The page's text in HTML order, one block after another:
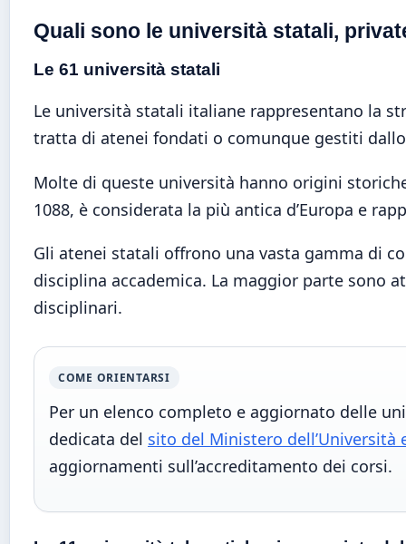
Quali sono le università statali,
Le 61 università statali
Le università statali italiane rappresentano la
tratta di atenei fondati o comunque gestiti
Molte di queste università hanno origini
1088, è considerata la più antica d’Europa e
Gli atenei statali offrono una vasta gamma di
disciplina accademica. La maggior parte sono
disciplinari.
COME ORIENTARSI
Per un elenco completo e aggiornato delle
dedicata del sito del Ministero dell’Università
aggiornamenti sull’accreditamento dei corsi.